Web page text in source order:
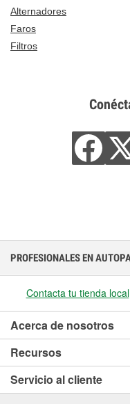
Alternadores
Faros
Filtros
PROFESIONALES EN
Contacta tu tienda local
Acerca de nosotros
Recursos
Servicio al cliente